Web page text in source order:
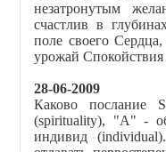
незатронутым
счастлив в
поле своего
урожай
28-06-2009
Каково послание
(spirituality), "A" -
индивид